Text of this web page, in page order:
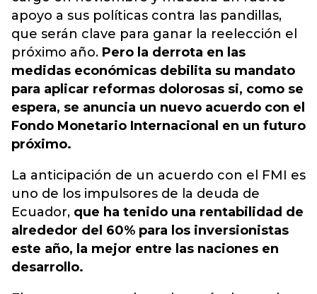
apoyo a sus políticas contra las pandillas,
que serán clave para ganar la reelección el
próximo año. Pero la derrota en las
medidas económicas debilita su mandato
para aplicar reformas dolorosas si, como se
espera, se anuncia un nuevo acuerdo con el
Fondo Monetario Internacional en un futuro
próximo.
La anticipación de un acuerdo con el FMI es
uno de los impulsores de la deuda de
Ecuador, que ha tenido una rentabilidad de
alrededor del 60% para los inversionistas
este año, la mejor entre las naciones en
desarrollo.